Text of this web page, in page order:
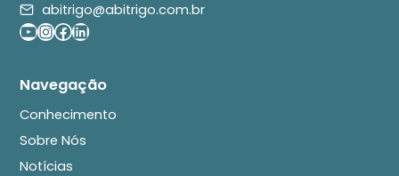
abitrigo@abitrigo.com.br
Youtube
Instagram
Facebook
LinkedIn
Navegação
Conhecimento
Sobre Nós
Notícias